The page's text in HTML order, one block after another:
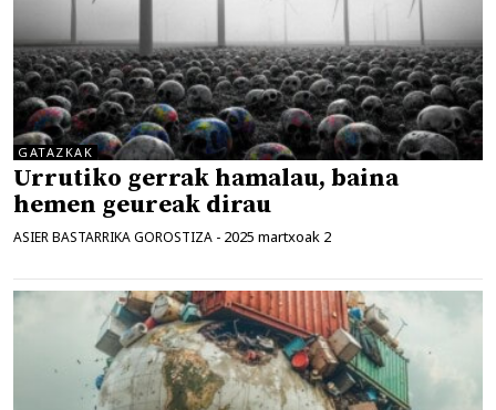
GATAZKAK
Urrutiko gerrak hamalau, baina
hemen geureak dirau
ASIER BASTARRIKA GOROSTIZA - 2025 martxoak 2